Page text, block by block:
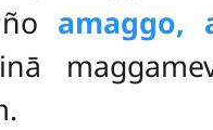
amaggo,